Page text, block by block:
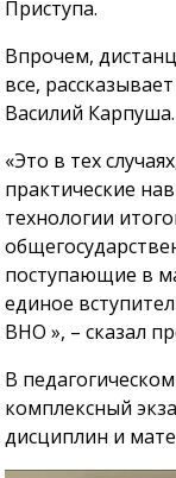
Приступа.
Впрочем,
все,
Василий Карпуша.
«Это в тех
практические
технологии
поступающие в
единое
ВНО », – сказал
В
комплексный
дисциплин и